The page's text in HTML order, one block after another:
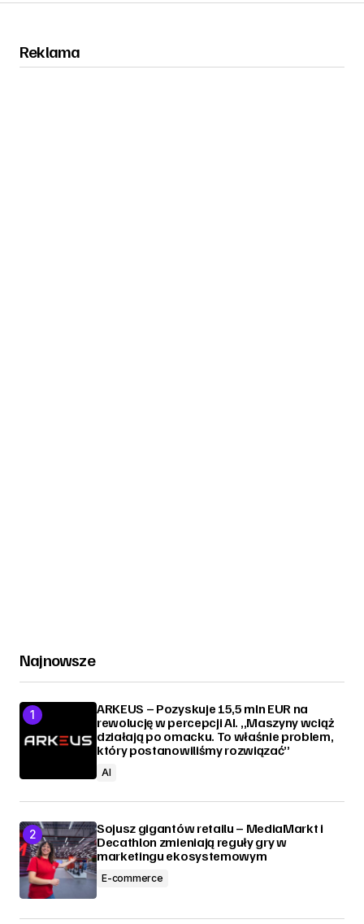
Reklama
Najnowsze
ARKEUS – Pozyskuje 15,5 mln EUR na
rewolucję w percepcji AI. „Maszyny wciąż
działają po omacku. To właśnie problem,
który postanowiliśmy rozwiązać”
AI
Sojusz gigantów retailu – MediaMarkt i
Decathlon zmieniają reguły gry w
marketingu ekosystemowym
E-commerce